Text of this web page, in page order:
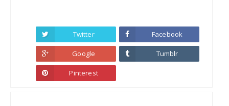
Twitter Facebook
Google Tumblr
Pinterest